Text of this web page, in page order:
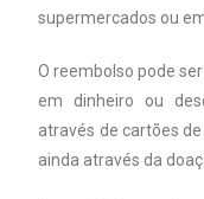
supermercados ou
O reembolso pode
em dinheiro ou
através de cartões
ainda através da